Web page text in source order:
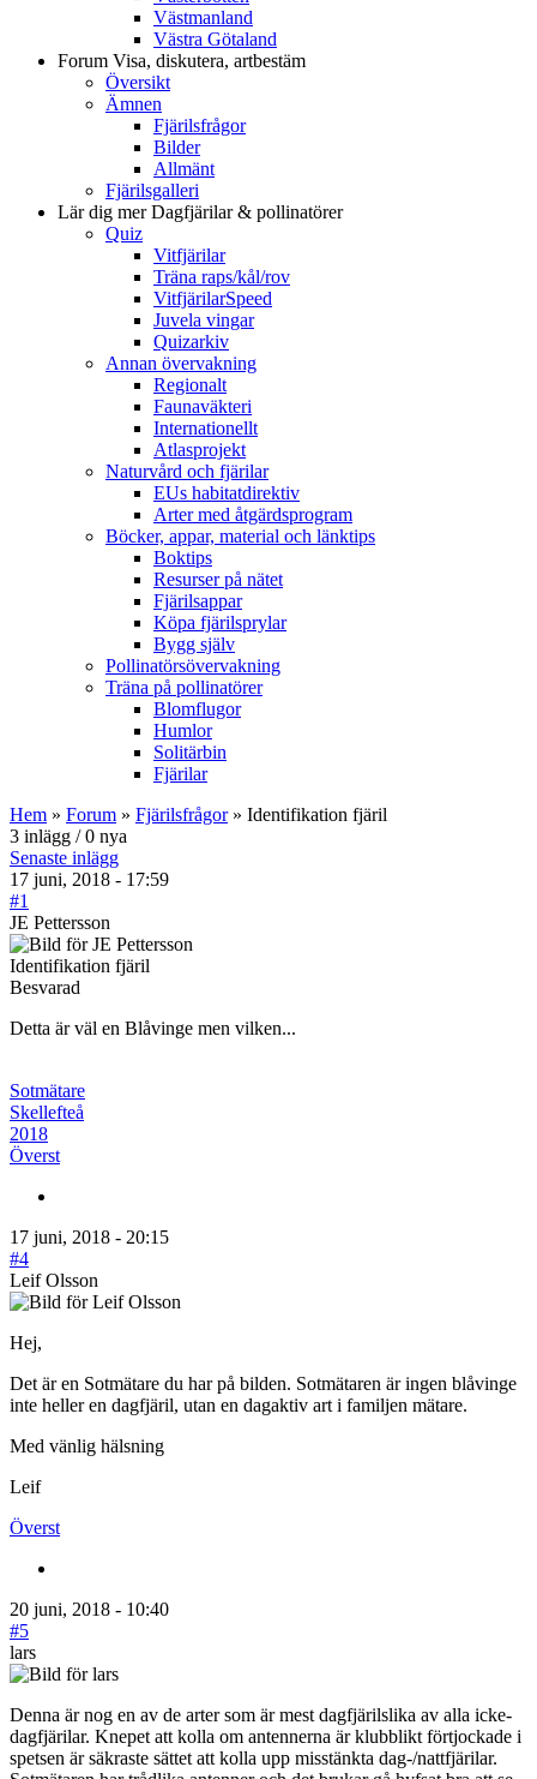
Västmanland
Västra Götaland
Forum Visa, diskutera, artbestäm
Översikt
Ämnen
Fjärilsfrågor
Bilder
Allmänt
Fjärilsgalleri
Lär dig merDagfjärilar & pollinatörer
Quiz
Vitfjärilar
Träna raps/kål/rov
VitfjärilarSpeed
Juvela vingar
Quizarkiv
Annan övervakning
Regionalt
Faunaväkteri
Internationellt
Atlasprojekt
Naturvård och fjärilar
EUs habitatdirektiv
Arter med åtgärdsprogram
Böcker, appar, material och länktips
Boktips
Resurser på nätet
Fjärilsappar
Köpa fjärilsprylar
Bygg själv
Pollinatörsövervakning
Träna på pollinatörer
Blomflugor
Humlor
Solitärbin
Fjärilar
Hem » Forum » Fjärilsfrågor» Identifikation fjäril
3 inlägg / 0 nya
Senaste inlägg
17 juni, 2018 - 17:59
#1
JE Pettersson
Identifikation fjäril
Besvarad
Detta är väl en Blåvinge men vilken...
Sotmätare
Skellefteå
2018
Överst
17 juni, 2018 - 20:15
#4
Leif Olsson
Hej,
Det är en Sotmätare du har på bilden. Sotmätaren är ingen blåvinge
inte heller en dagfjäril, utan en dagaktiv art i familjen mätare.
Med vänlig hälsning
Leif
Överst
20 juni, 2018 - 10:40
#5
lars
Denna är nog en av de arter som är mest dagfjärilslika av alla icke-
dagfjärilar. Knepet att kolla om antennerna är klubblikt förtjockade i
spetsen är säkraste sättet att kolla upp misstänkta dag-/nattfjärilar.